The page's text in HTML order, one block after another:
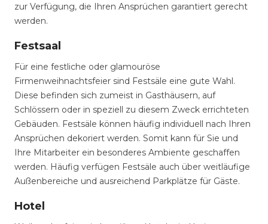
zur Verfügung, die Ihren Ansprüchen garantiert gerecht
werden.
Festsaal
Für eine festliche oder glamouröse
Firmenweihnachtsfeier sind Festsäle eine gute Wahl.
Diese befinden sich zumeist in Gasthäusern, auf
Schlössern oder in speziell zu diesem Zweck errichteten
Gebäuden. Festsäle können häufig individuell nach Ihren
Ansprüchen dekoriert werden. Somit kann für Sie und
Ihre Mitarbeiter ein besonderes Ambiente geschaffen
werden. Häufig verfügen Festsäle auch über weitläufige
Außenbereiche und ausreichend Parkplätze für Gäste.
Hotel